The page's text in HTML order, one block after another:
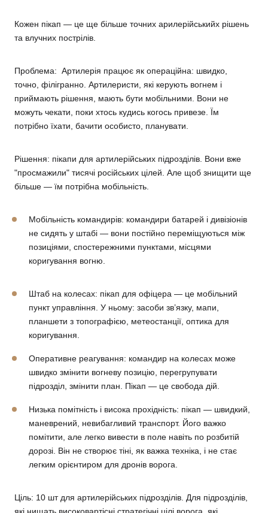
Кожен пікап — це ще більше точних арилерійськийх рішень
та влучних пострілів.
Проблема: Артилерія працює як операційна: швидко,
точно, філігранно. Артилеристи, які керують вогнем і
приймають рішення, мають бути мобільними. Вони не
можуть чекати, поки хтось кудись когось привезе. Їм
потрібно їхати, бачити особисто, планувати.
Рішення: пікапи для артилерійських підрозділів. Вони вже
"просмажили" тисячі російських цілей. Але щоб знищити ще
більше — їм потрібна мобільність.
Мобільність командирів: командири батарей і дивізіонів
не сидять у штабі — вони постійно переміщуються між
позиціями, спостережними пунктами, місцями
коригування вогню.
Штаб на колесах: пікап для офіцера — це мобільний
пункт управління. У ньому: засоби зв’язку, мапи,
планшети з топографією, метеостанції, оптика для
коригування.
Оперативне реагування: командир на колесах може
швидко змінити вогневу позицію, перегрупувати
підрозділ, змінити план. Пікап — це свобода дій.
Низька помітність і висока прохідність: пікап — швидкий,
маневрений, невибагливий транспорт. Його важко
помітити, але легко вивести в поле навіть по розбитій
дорозі. Він не створює тіні, як важка техніка, і не стає
легким орієнтиром для дронів ворога.
Ціль: 10 шт для артилерійських підрозділів. Для підрозділів,